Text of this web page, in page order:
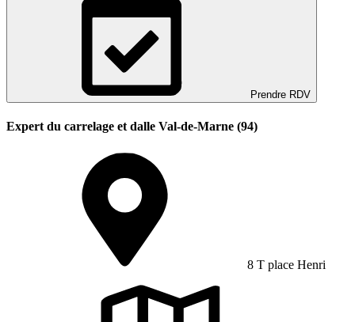
Prendre RDV
Expert du carrelage et dalle Val-de-Marne (94)
8 T place Henri